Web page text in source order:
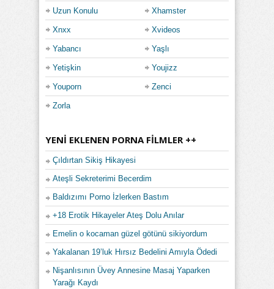
Uzun Konulu Xhamster
Xnxx Xvideos
Yabancı Yaşlı
Yetişkin Youjizz
Youporn Zenci
Zorla
YENI EKLENEN PORNA FILMLER ++
Çıldırtan Sikiş Hikayesi
Ateşli Sekreterimi Becerdim
Baldızımı Porno İzlerken Bastım
+18 Erotik Hikayeler Ateş Dolu Anılar
Emelin o kocaman güzel götünü sikiyordum
Yakalanan 19’luk Hırsız Bedelini Amıyla Ödedi
Nişanlısının Üvey Annesine Masaj Yaparken
Yarağı Kaydı